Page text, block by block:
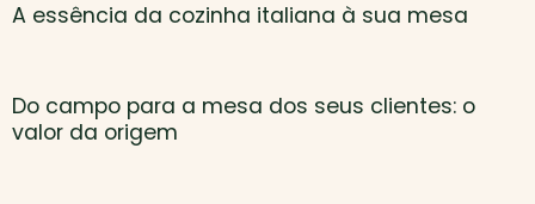
A essência da cozinha italiana à sua mesa
Do campo para a mesa dos seus clientes: o
valor da origem